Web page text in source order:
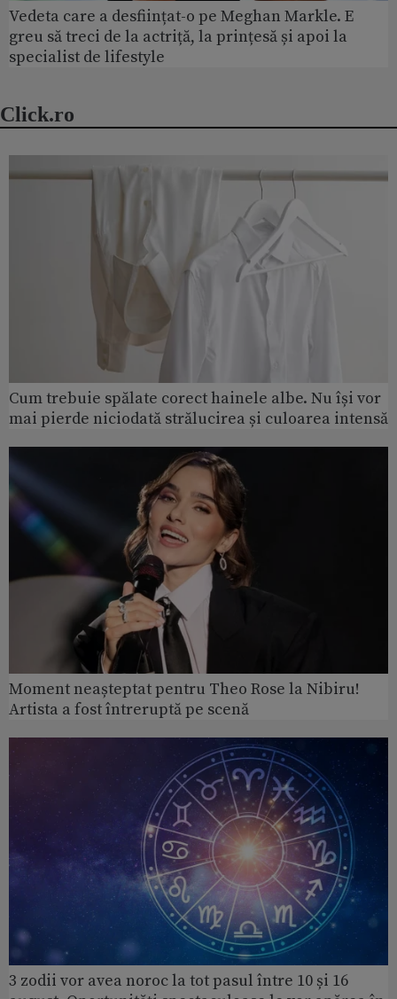
Vedeta care a desființat-o pe Meghan Markle. E
greu să treci de la actriță, la prințesă și apoi la
specialist de lifestyle
Click.ro
Cum trebuie spălate corect hainele albe. Nu își vor
mai pierde niciodată strălucirea și culoarea intensă
Moment neașteptat pentru Theo Rose la Nibiru!
Artista a fost întreruptă pe scenă
3 zodii vor avea noroc la tot pasul între 10 și 16